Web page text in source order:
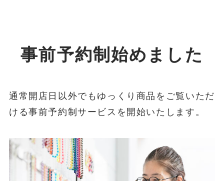
事前予約制始めました
通常開店日以外でもゆっくり商品をご覧いただ
ける事前予約制サービスを開始いたします。